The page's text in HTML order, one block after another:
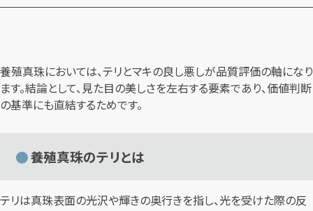
養殖真珠においては、テリとマキの良し悪しが品質評価の軸になり
ます。結論として、見た目の美しさを左右する要素であり、価値判断
の基準にも直結するためです。
養殖真珠のテリとは
テリは真珠表面の光沢や輝きの奥行きを指し、光を受けた際の反